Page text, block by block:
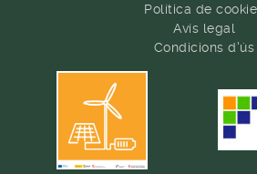
Política de
Avís legal
Condicions d'ús